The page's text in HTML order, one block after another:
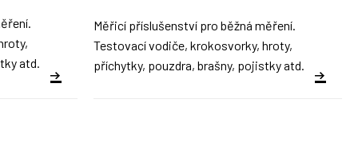
atd.
Měřicí příslušenství pro běžná měření.
Testovací vodiče, krokosvorky, hroty,
příchytky, pouzdra, brašny, pojistky atd.